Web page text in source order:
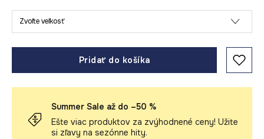
Zvoľte veľkosť
Pridať do košíka
Summer Sale až do –50 %
Ešte viac produktov za zvýhodnené ceny! Užite
si zľavy na sezónne hity.